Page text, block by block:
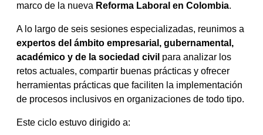
marco de la nueva Reforma Laboral en Colombia.
A lo largo de seis sesiones especializadas, reunimos a
expertos del ámbito empresarial, gubernamental,
académico y de la sociedad civil para analizar los
retos actuales, compartir buenas prácticas y ofrecer
herramientas prácticas que faciliten la implementación
de procesos inclusivos en organizaciones de todo tipo.
Este ciclo estuvo dirigido a: